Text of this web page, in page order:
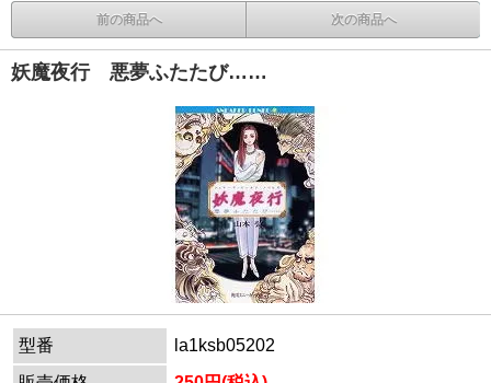
前の商品へ 次の商品へ
妖魔夜行 悪夢ふたたび……
型番
la1ksb05202